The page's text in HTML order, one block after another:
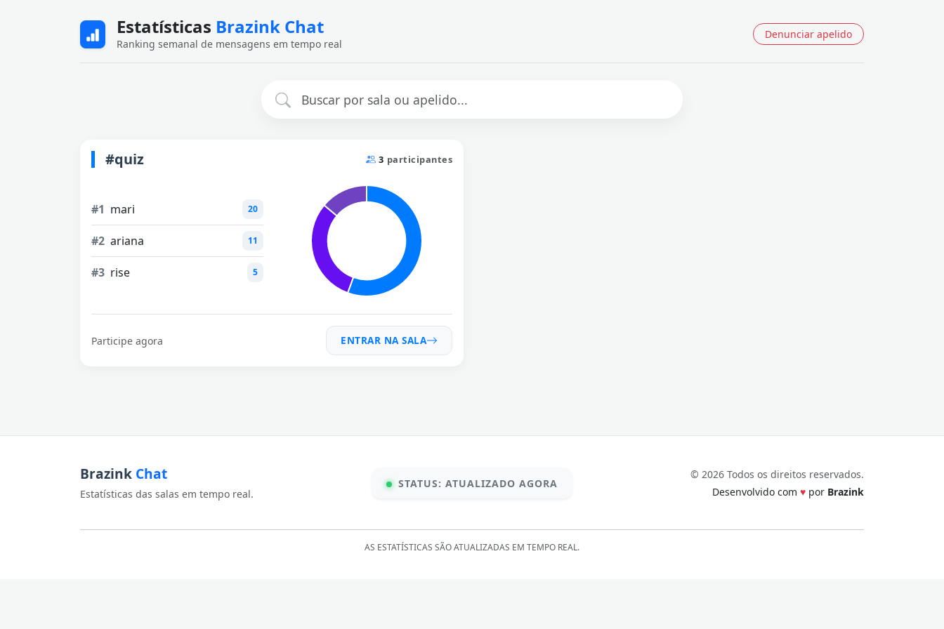
Estatísticas Brazink Chat
Ranking semanal de mensagens em tempo real
Denunciar apelido
#quiz 3 participantes
#1 mari 20
#2 ariana 11
#3 rise 5
Participe agora ENTRAR NA SALA
Brazink Chat
Estatísticas das salas em tempo real.
STATUS: ATUALIZADO AGORA
© 2026 Todos os direitos reservados.
Desenvolvido com ♥ por Brazink
AS ESTATÍSTICAS SÃO ATUALIZADAS EM TEMPO REAL.